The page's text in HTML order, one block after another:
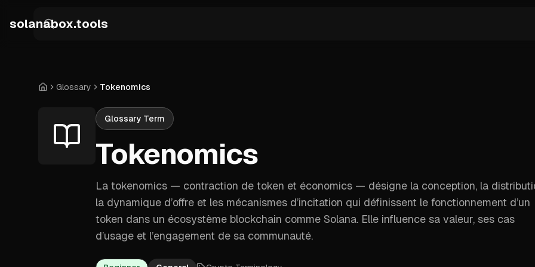
solanabox.tools
HomeGlossary Tokenomics
Glossary Term
Tokenomics
La tokenomics — contraction de token et économics — désigne la conception, la
la dynamique d’offre et les mécanismes d’incitation qui définissent le fonctionnement d’un
token dans un écosystème blockchain comme Solana. Elle influence sa valeur, ses cas
d’usage et l’engagement de sa communauté.